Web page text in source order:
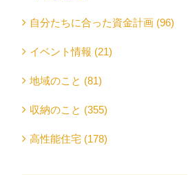
自分たちに合った資金計画 (96)
イベント情報 (21)
地域のこと (81)
収納のこと (355)
高性能住宅 (178)